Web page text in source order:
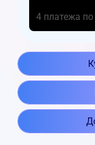
4 платежа